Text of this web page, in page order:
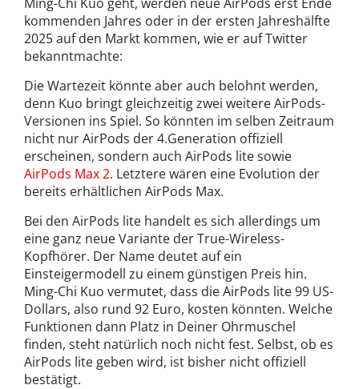
kommenden Jahres oder in der ersten Jahreshälfte
2025 auf den Markt kommen, wie er auf Twitter
bekanntmachte:
Die Wartezeit könnte aber auch belohnt werden,
denn Kuo bringt gleichzeitig zwei weitere AirPods-
Versionen ins Spiel. So könnten im selben Zeitraum
nicht nur AirPods der 4.Generation offiziell
erscheinen, sondern auch AirPods lite sowie
AirPods Max 2. Letztere wären eine Evolution der
bereits erhältlichen AirPods Max.
Bei den AirPods lite handelt es sich allerdings um
eine ganz neue Variante der True-Wireless-
Kopfhörer. Der Name deutet auf ein
Einsteigermodell zu einem günstigen Preis hin.
Ming-Chi Kuo vermutet, dass die AirPods lite 99 US-
Dollars, also rund 92 Euro, kosten könnten. Welche
Funktionen dann Platz in Deiner Ohrmuschel
finden, steht natürlich noch nicht fest. Selbst, ob es
AirPods lite geben wird, ist bisher nicht offiziell
bestätigt.